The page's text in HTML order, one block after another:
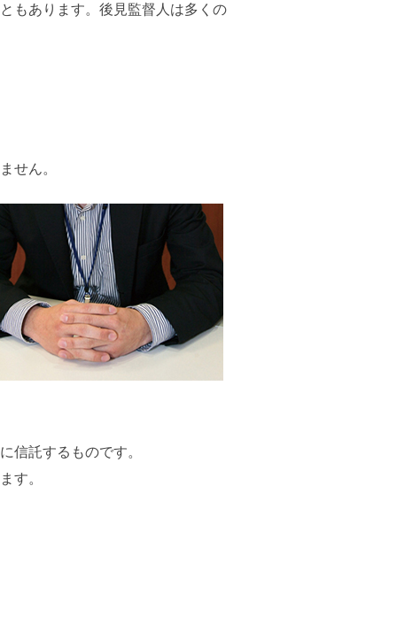
もあります。後見監督人は多くの
せん。
信託するものです。
す。